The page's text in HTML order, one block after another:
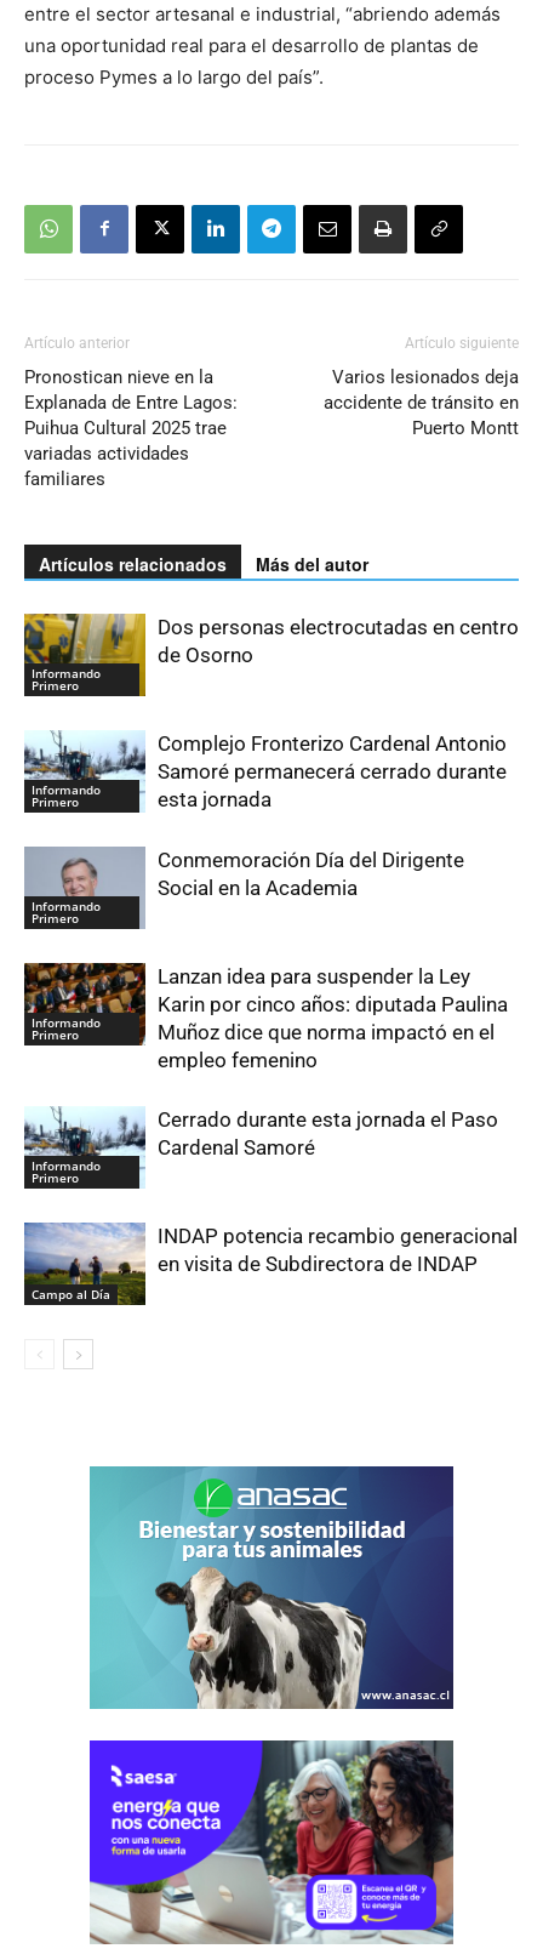
entre el sector artesanal e industrial, “abriendo además
una oportunidad real para el desarrollo de plantas de
proceso Pymes a lo largo del país”.
Artículo anterior
Pronostican nieve en la
Explanada de Entre Lagos:
Puihua Cultural 2025 trae
variadas actividades
familiares
Artículo siguiente
Varios lesionados deja
accidente de tránsito en
Puerto Montt
Artículos relacionados Más del autor
Informando
Primero
Dos personas electrocutadas en centro
de Osorno
Informando
Primero
Complejo Fronterizo Cardenal Antonio
Samoré permanecerá cerrado durante
esta jornada
Informando
Primero
Conmemoración Día del Dirigente
Social en la Academia
Informando
Primero
Lanzan idea para suspender la Ley
Karin por cinco años: diputada Paulina
Muñoz dice que norma impactó en el
empleo femenino
Informando
Primero
Cerrado durante esta jornada el Paso
Cardenal Samoré
Campo al Día
INDAP potencia recambio generacional
en visita de Subdirectora de INDAP